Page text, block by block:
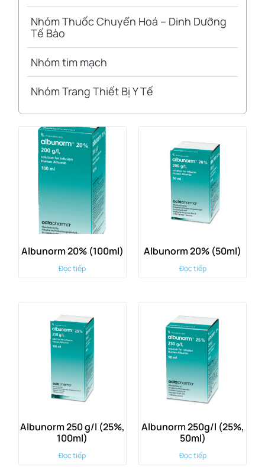
Nhóm Thuốc Chuyển Hoá – Dinh Dưỡng
Tế Bào
Nhóm tim mạch
Nhóm Trang Thiết Bị Y Tế
Albunorm 20% (100ml)
Đọc tiếp
Albunorm 20% (50ml)
Đọc tiếp
Albunorm 250 g/l (25%,
100ml)
Đọc tiếp
Albunorm 250g/l (25%,
50ml)
Đọc tiếp